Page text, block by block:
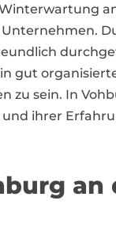
gut
zu sein. In
ihrer
an